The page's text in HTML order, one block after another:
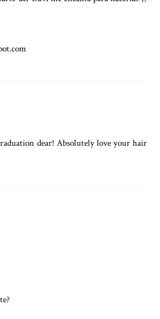
dear! Absolutely love your hair